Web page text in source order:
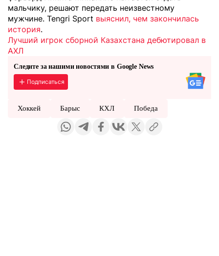
мальчику, решают передать неизвестному
мужчине. Tengri Sport выяснил, чем закончилась
история.
Лучший игрок сборной Казахстана дебютировал в
АХЛ
Следите за нашими новостями в Google News
Подписаться
Хоккей Барыс КХЛ Победа